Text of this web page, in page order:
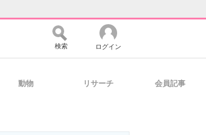
検索 ログイン
動物 リサーチ 会員記事